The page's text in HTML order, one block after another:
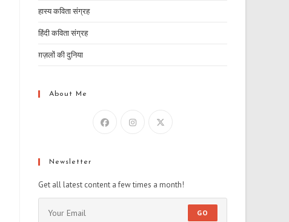
हास्य कविता संग्रह
हिंदी कविता संग्रह
ग़ज़लों की दुनिया
About Me
Newsletter
Get all latest content a few times a month!
GO